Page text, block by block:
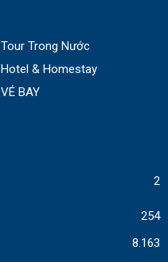
Tour Trong Nước
Hotel & Homestay
VÉ BAY
2
254
8.163